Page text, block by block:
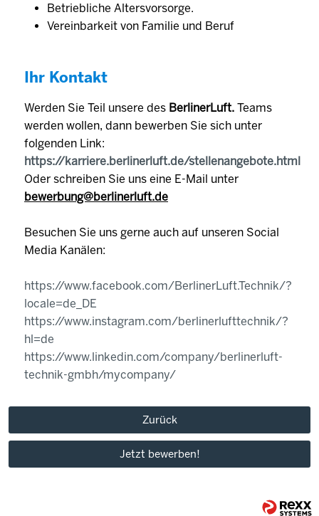
Betriebliche Altersvorsorge.
Vereinbarkeit von Familie und Beruf
Ihr Kontakt
Werden Sie Teil unsere des BerlinerLuft. Teams
werden wollen, dann bewerben Sie sich unter
folgenden Link:
https://karriere.berlinerluft.de/stellenangebote.html
Oder schreiben Sie uns eine E-Mail unter
bewerbung@berlinerluft.de
Besuchen Sie uns gerne auch auf unseren Social
Media Kanälen:
https://www.facebook.com/BerlinerLuft.Technik/?
locale=de_DE
https://www.instagram.com/berlinerlufttechnik/?
hl=de
https://www.linkedin.com/company/berlinerluft-
technik-gmbh/mycompany/
Zurück
Jetzt bewerben!